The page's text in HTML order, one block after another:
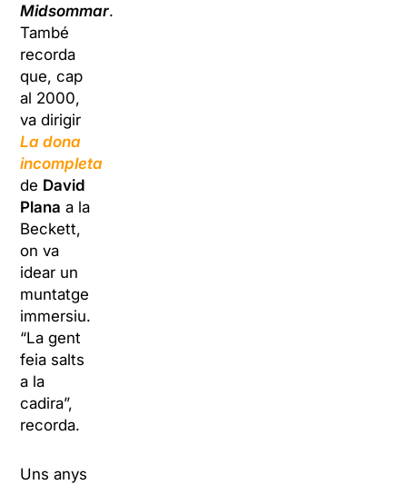
Midsommar.
També
recorda
que, cap
al 2000,
va dirigir
La dona
incompleta
de David
Plana a la
Beckett,
on va
idear un
muntatge
immersiu.
“La gent
feia salts
a la
cadira”,
recorda.
Uns anys